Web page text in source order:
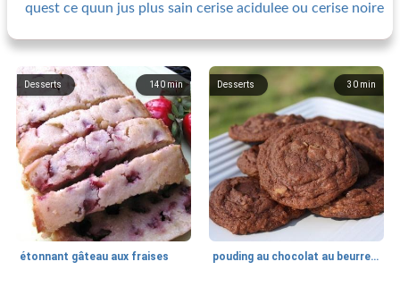
quest ce quun jus plus sain cerise acidulee ou cerise noire
140 min
Desserts
étonnant gâteau aux fraises
30 min
Desserts
pouding au chocolat au beurre d'arachide